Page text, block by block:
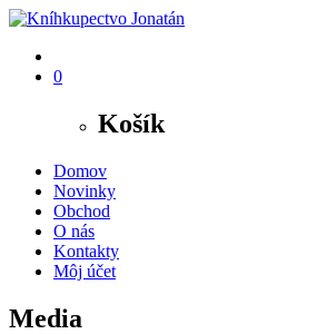
0
Košík
Domov
Novinky
Obchod
O nás
Kontakty
Môj účet
Media